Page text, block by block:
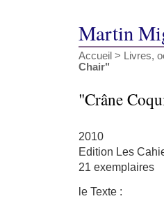
Martin
Accueil > Livres,
Chair"
"Crâne
2010
Edition Les
21 exemplaires
le Texte :